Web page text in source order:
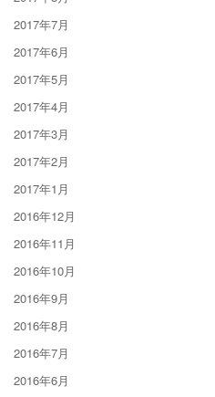
2017年7月
2017年6月
2017年5月
2017年4月
2017年3月
2017年2月
2017年1月
2016年12月
2016年11月
2016年10月
2016年9月
2016年8月
2016年7月
2016年6月